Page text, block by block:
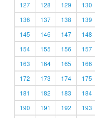
127
128 129 130
136
137 138 139
145
146 147 148
154
155 156 157
163
164 165 166
172
173 174 175
181
182 183 184
190
191 192 193